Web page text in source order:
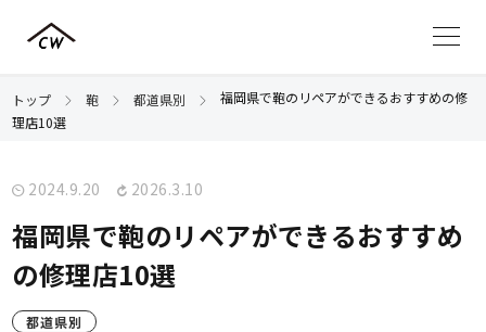
トップ 鞄 都道県別
福岡県で鞄のリペアができるおすすめの修
理店10選
2024.9.20 2026.3.10
福岡県で鞄のリペアができるおすすめ
の修理店10選
都道県別